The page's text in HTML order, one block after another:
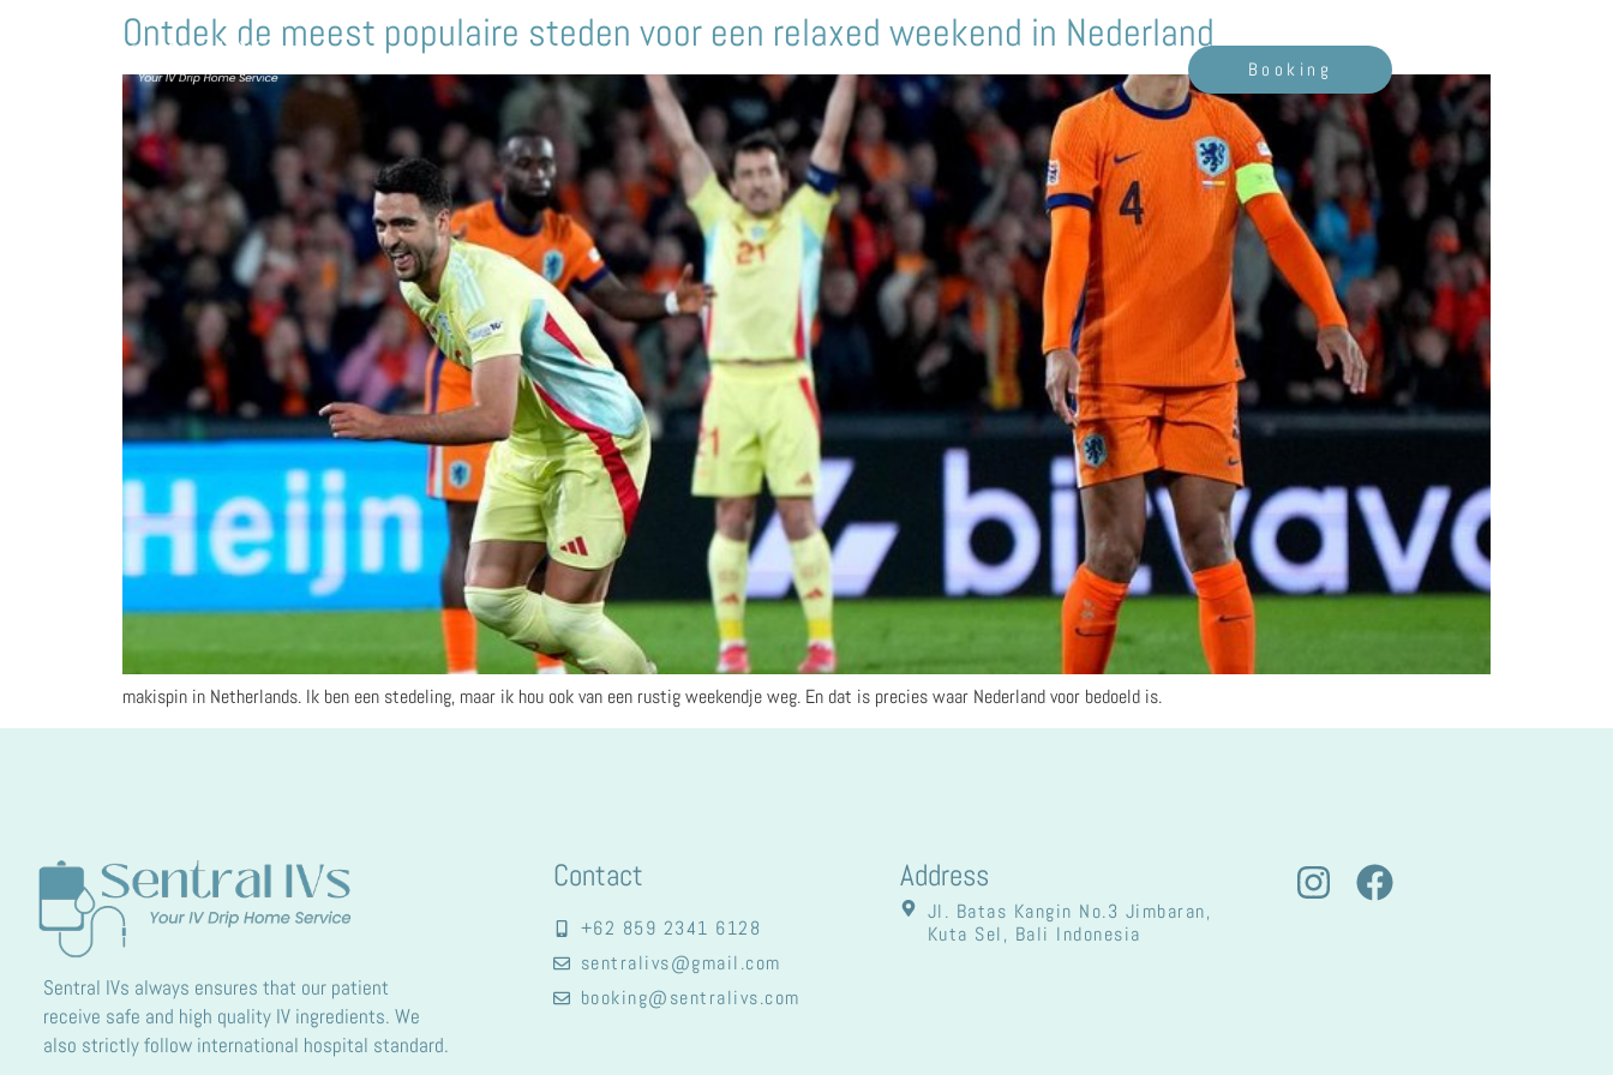
Booking
Ontdek de meest populaire steden voor een relaxed weekend in Nederland
makispin in Netherlands. Ik ben een stedeling, maar ik hou ook van een rustig weekendje weg. En dat is precies waar Nederland voor bedoeld is.
Sentral IVs always ensures that our patient
receive safe and high quality IV ingredients. We
also strictly follow international hospital standard.
Contact
+62 859 2341 6128
sentralivs@gmail.com
booking@sentralivs.com
Address
Jl. Batas Kangin No.3 Jimbaran,
Kuta Sel, Bali Indonesia